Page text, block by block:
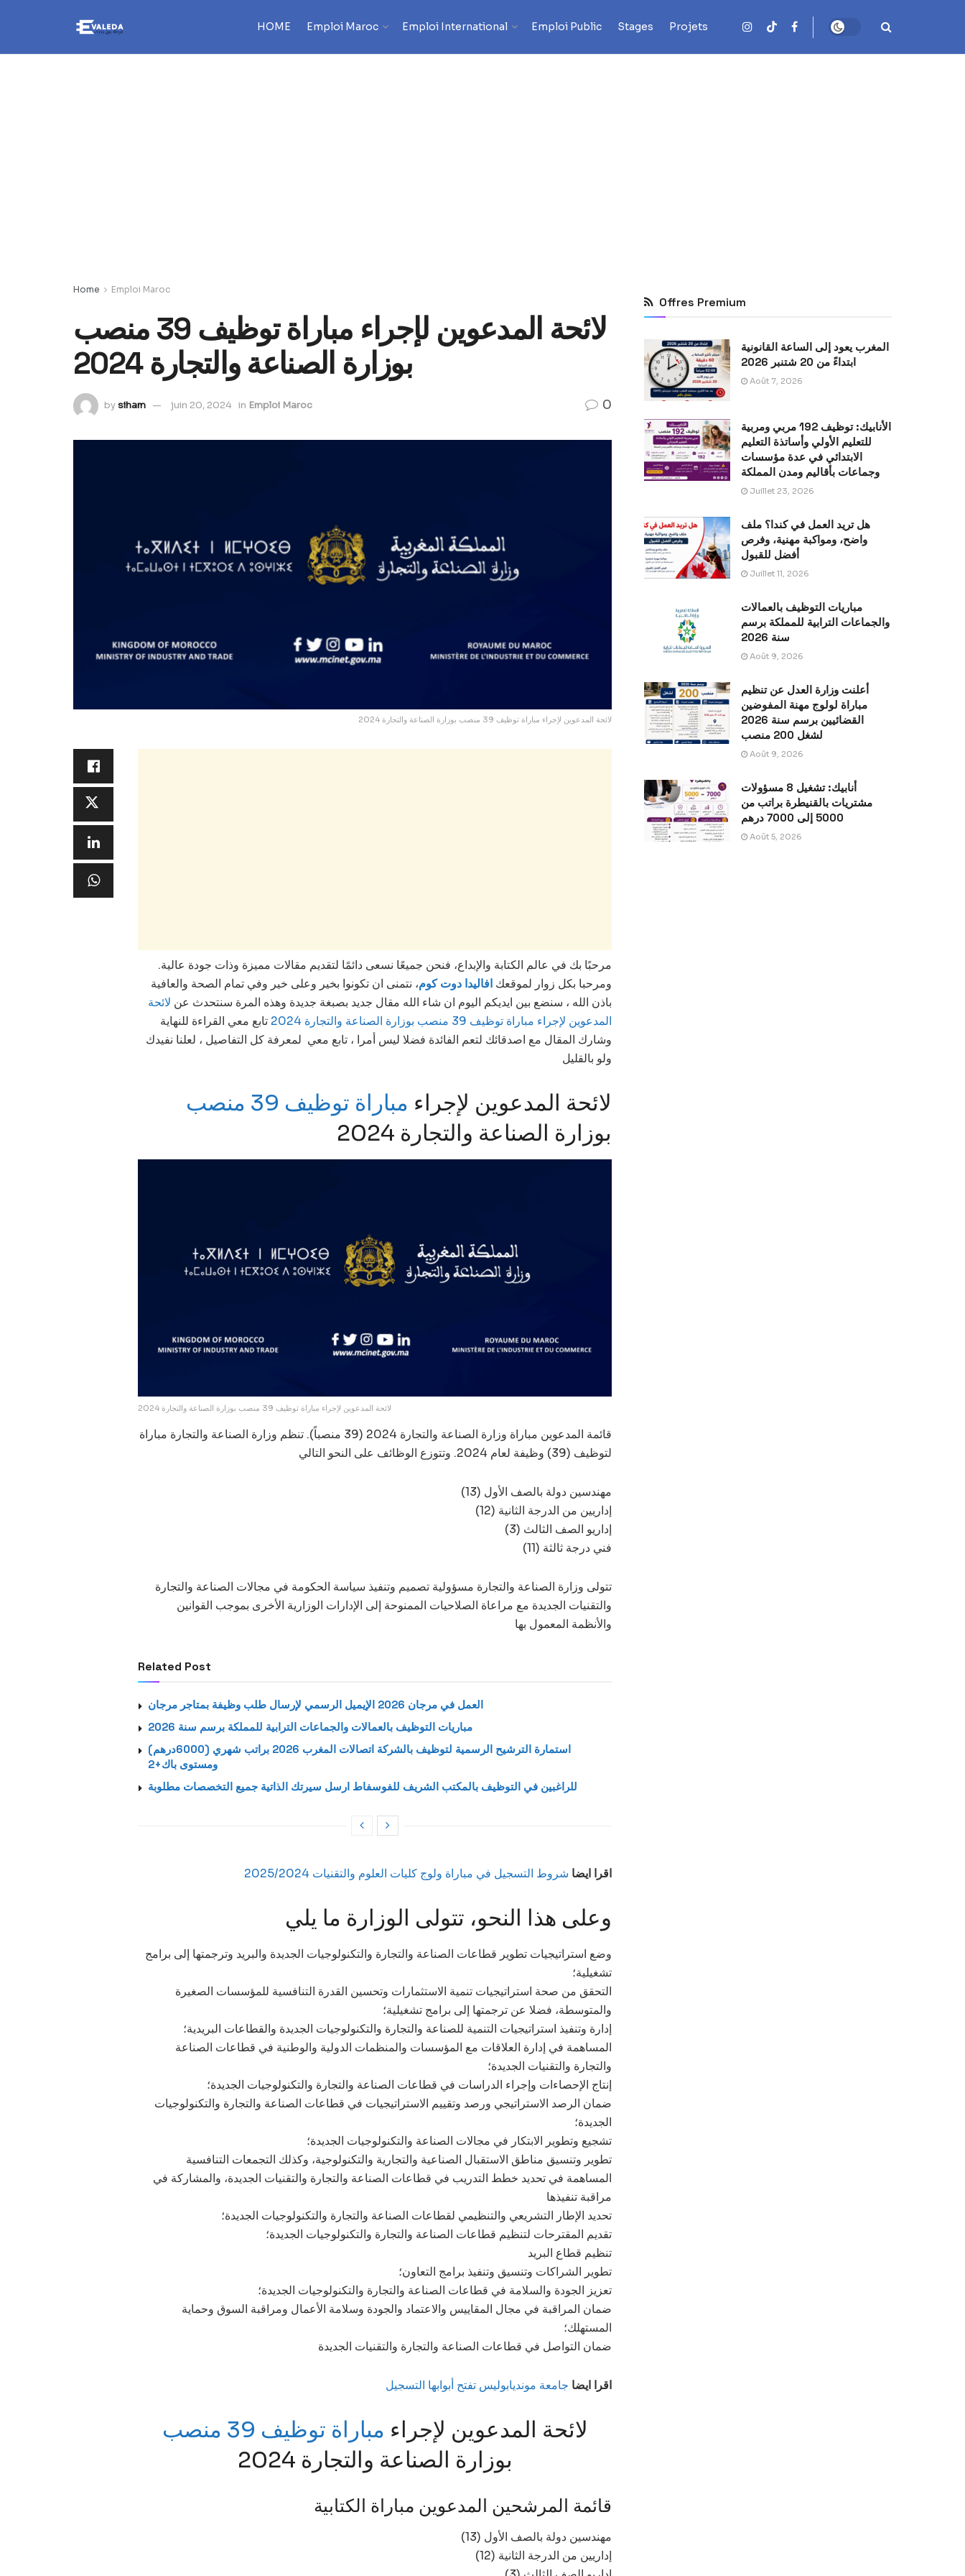
HOME Emploi Maroc Emploi International Emploi Public Stages Projets
Home Emploi Maroc
لائحة المدعوين لإجراء مباراة توظيف 39 منصب
بوزارة الصناعة والتجارة 2024
bysiham juin 20, 2024 in Emploi Maroc 0
لائحة المدعوين لإجراء مباراة توظيف 39 منصب بوزارة الصناعة والتجارة 2024
مرحبًا بك في عالم الكتابة والإبداع، فنحن جميعًا نسعى دائمًا لتقديم مقالات مميزة وذات جودة عالية.
ومرحبا بكل زوار لموقعك افاليدا دوت كوم، نتمنى ان تكونوا بخير وعلى خير وفي تمام الصحة والعافية
باذن الله ، سنضع بين ايديكم اليوم ان شاء الله مقال جديد بصبغة جديدة وهذه المرة سنتحدث عن لائحة
المدعوين لإجراء مباراة توظيف 39 منصب بوزارة الصناعة والتجارة 2024
تابع معي القراءة للنهاية
وشارك المقال مع اصدقائك لتعم الفائدة فضلا ليس أمرا ، تابع معي لمعرفة كل التفاصيل ، لعلنا نفيدك
ولو بالقليل
لائحة المدعوين لإجراء مباراة توظيف 39 منصب
بوزارة الصناعة والتجارة 2024
لائحة المدعوين لإجراء مباراة توظيف 39 منصب بوزارة الصناعة والتجارة 2024
قائمة المدعوين مباراة وزارة الصناعة والتجارة 2024 (39 منصباً). تنظم وزارة الصناعة والتجارة مباراة
لتوظيف (39) وظيفة لعام 2024. وتتوزع الوظائف على النحو التالي
(13) مهندسين دولة بالصف الأول
(12) إداريين من الدرجة الثانية
(3) إداريو الصف الثالث
(11) فني درجة ثالثة
تتولى وزارة الصناعة والتجارة مسؤولية تصميم وتنفيذ سياسة الحكومة في مجالات الصناعة والتجارة
والتقنيات الجديدة مع مراعاة الصلاحيات الممنوحة إلى الإدارات الوزارية الأخرى بموجب القوانين
والأنظمة المعمول بها
Related Post
العمل في مرجان 2026 الإيميل الرسمي لإرسال طلب وظيفة بمتاجر مرجان
مباريات التوظيف بالعمالات والجماعات الترابية للمملكة برسم سنة 2026
استمارة الترشيح الرسمية لتوظيف بالشركة اتصالات المغرب 2026 براتب شهري (6000درهم)
ومستوى باك+2
للراغبين في التوظيف بالمكتب الشريف للفوسفاط ارسل سيرتك الذاتية جميع التخصصات مطلوبة
اقرا ايضا شروط التسجيل في مباراة ولوج كليات العلوم والتقنيات 2025/2024
وعلى هذا النحو، تتولى الوزارة ما يلي
وضع استراتيجيات تطوير قطاعات الصناعة والتجارة والتكنولوجيات الجديدة والبريد وترجمتها إلى برامج
تشغيلية؛
التحقق من صحة استراتيجيات تنمية الاستثمارات وتحسين القدرة التنافسية للمؤسسات الصغيرة
والمتوسطة، فضلا عن ترجمتها إلى برامج تشغيلية؛
إدارة وتنفيذ استراتيجيات التنمية للصناعة والتجارة والتكنولوجيات الجديدة والقطاعات البريدية؛
المساهمة في إدارة العلاقات مع المؤسسات والمنظمات الدولية والوطنية في قطاعات الصناعة
والتجارة والتقنيات الجديدة؛
إنتاج الإحصاءات وإجراء الدراسات في قطاعات الصناعة والتجارة والتكنولوجيات الجديدة؛
ضمان الرصد الاستراتيجي ورصد وتقييم الاستراتيجيات في قطاعات الصناعة والتجارة والتكنولوجيات
الجديدة؛
تشجيع وتطوير الابتكار في مجالات الصناعة والتكنولوجيات الجديدة؛
تطوير وتنسيق مناطق الاستقبال الصناعية والتجارية والتكنولوجية، وكذلك التجمعات التنافسية
المساهمة في تحديد خطط التدريب في قطاعات الصناعة والتجارة والتقنيات الجديدة، والمشاركة في
مراقبة تنفيذها
تحديد الإطار التشريعي والتنظيمي لقطاعات الصناعة والتجارة والتكنولوجيات الجديدة؛
تقديم المقترحات لتنظيم قطاعات الصناعة والتجارة والتكنولوجيات الجديدة؛
تنظيم قطاع البريد
تطوير الشراكات وتنسيق وتنفيذ برامج التعاون؛
تعزيز الجودة والسلامة في قطاعات الصناعة والتجارة والتكنولوجيات الجديدة؛
ضمان المراقبة في مجال المقاييس والاعتماد والجودة وسلامة الأعمال ومراقبة السوق وحماية
المستهلك؛
ضمان التواصل في قطاعات الصناعة والتجارة والتقنيات الجديدة
اقرا ايضا جامعة مونديابوليس تفتح أبوابها التسجيل
لائحة المدعوين لإجراء مباراة توظيف 39 منصب
بوزارة الصناعة والتجارة 2024
قائمة المرشحين المدعوين مباراة الكتابية
(13) مهندسين دولة بالصف الأول
(12) إداريين من الدرجة الثانية
Offres Premium
المغرب يعود إلى الساعة القانونية
ابتداءً من 20 شتنبر 2026
Août 7, 2026
الأنابيك: توظيف 192 مربي ومربية
للتعليم الأولي وأساتذة التعليم
الابتدائي في عدة مؤسسات
وجماعات بأقاليم ومدن المملكة
Juillet 23, 2026
هل تريد العمل في كندا؟ ملف
واضح، ومواكبة مهنية، وفرص
أفضل للقبول
Juillet 11, 2026
مباريات التوظيف بالعمالات
والجماعات الترابية للمملكة برسم
سنة 2026
Août 9, 2026
أعلنت وزارة العدل عن تنظيم
مباراة لولوج مهنة المفوضين
القضائيين برسم سنة 2026
لشغل 200 منصب
Août 9, 2026
أنابيك: تشغيل 8 مسؤولات
مشتريات بالقنيطرة براتب من
5000 إلى 7000 درهم
Août 5, 2026